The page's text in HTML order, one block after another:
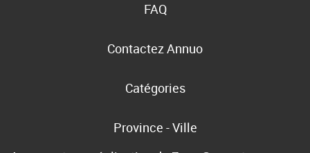
FAQ
Contactez Annuo
Catégories
Province - Ville